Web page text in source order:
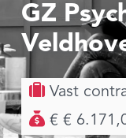
GZ
Vast
€ €